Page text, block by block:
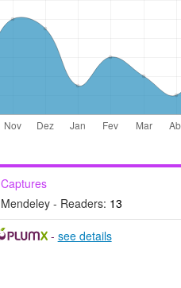
Captures
Mendeley - Readers: 13
- see details